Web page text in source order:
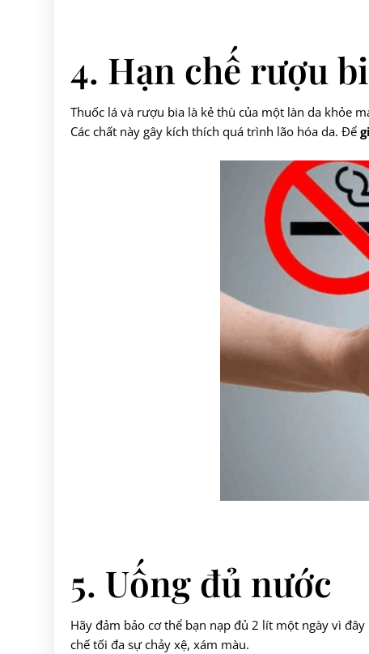
4. Hạn chế rượu
Thuốc lá và rượu bia là kẻ thù của một làn da khỏe
Các chất này gây kích thích quá trình lão hóa da. Để
5. Uống đủ nước
Hãy đảm bảo cơ thể bạn nạp đủ 2 lít một ngày vì đây
chế tối đa sự chảy xệ, xám màu.